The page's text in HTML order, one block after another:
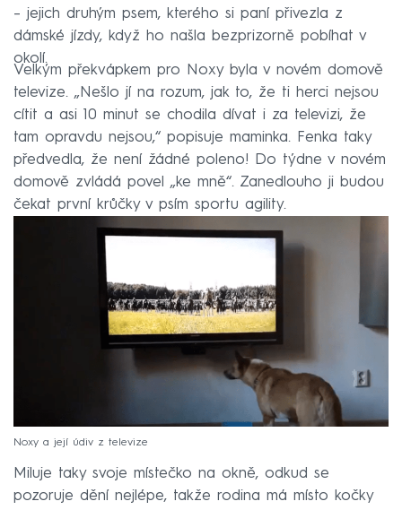
–⁠ jejich druhým psem, kterého si paní přivezla z
dámské jízdy, když ho našla bezprizorně pobíhat v
okolí.
Velkým překvápkem pro Noxy byla v novém domově
televize. „Nešlo jí na rozum, jak to, že ti herci nejsou
cítit a asi 10 minut se chodila dívat i za televizi, že
tam opravdu nejsou,“ popisuje maminka. Fenka taky
předvedla, že není žádné poleno! Do týdne v novém
domově zvládá povel „ke mně“. Zanedlouho ji budou
čekat první krůčky v psím sportu agility.
Noxy a její údiv z televize
Miluje taky svoje místečko na okně, odkud se
pozoruje dění nejlépe, takže rodina má místo kočky